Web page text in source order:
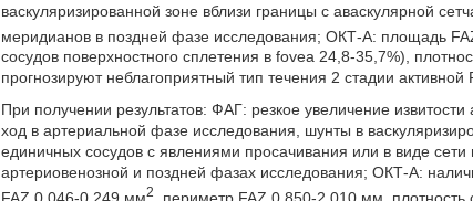
васкуляризированной зоне вблизи границы с аваскулярной
меридианов в поздней фазе исследования; ОКТ-А: площадь
сосудов поверхностного сплетения в fovea 24,8-35,7%),
прогнозируют неблагоприятный тип течения 2 стадии активной
При получении результатов: ФАГ: резкое увеличение
ход в артериальной фазе исследования, шунты в
единичных сосудов с явлениями просачивания или в виде сети
артериовенозной и поздней фазах исследования; ОКТ-А:
2